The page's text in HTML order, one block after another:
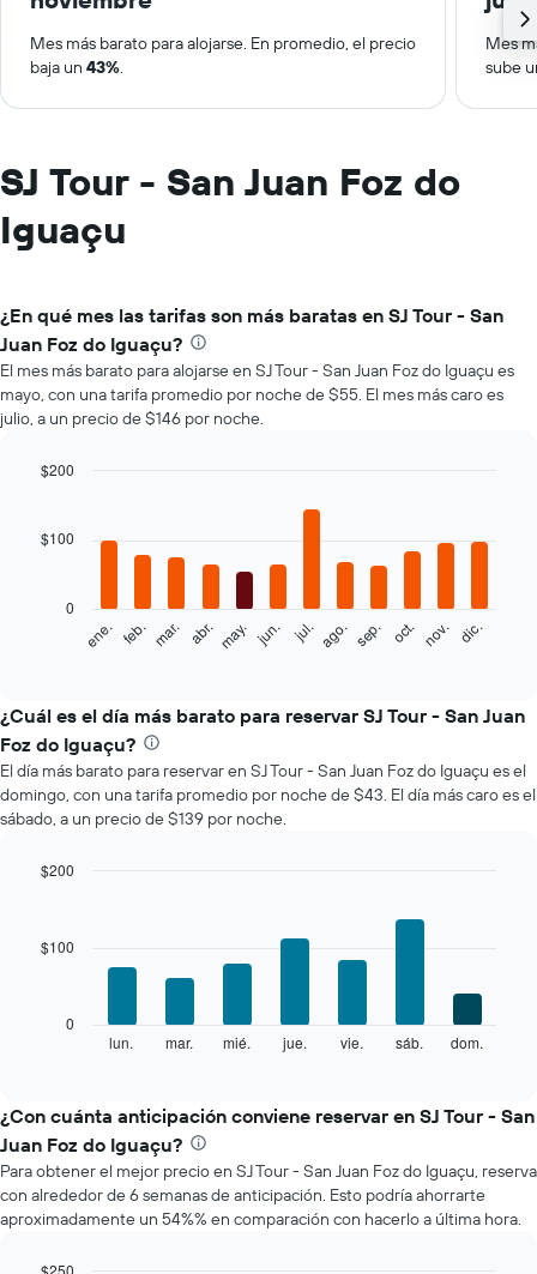
Mes más barato para alojarse. En promedio, el precio
baja un 43%.
Mes
sube
SJ Tour - San Juan Foz do
Iguaçu
¿En qué mes las tarifas son más baratas en SJ Tour - San
Juan Foz do Iguaçu?
El mes más barato para alojarse en SJ Tour - San Juan Foz do Iguaçu es
mayo, con una tarifa promedio por noche de $55. El mes más caro es
julio, a un precio de $146 por noche.
with
siguiente
el
precio
promedio
de
una
habitación
mes
muestra
El
gráfico
muestra
1
eje
ene. feb. mar. abr. may. jun. jul. ago. sep. oct. nov. dic.
0
$100
$200
¿Cuál es el día más barato para reservar SJ Tour - San Juan
Foz do Iguaçu?
El día más barato para reservar en SJ Tour - San Juan Foz do Iguaçu es el
domingo, con una tarifa promedio por noche de $43. El día más caro es el
sábado, a un precio de $139 por noche.
el
precio
promedio
de
una
habitación
lun. mar. mié. jue. vie. sáb. dom.
0
$100
$200
¿Con cuánta anticipación conviene reservar en SJ Tour - San
Juan Foz do Iguaçu?
Para obtener el mejor precio en SJ Tour - San Juan Foz do Iguaçu, reserva
con alrededor de 6 semanas de anticipación. Esto podría ahorrarte
aproximadamente un 54%% en comparación con hacerlo a última hora.
$250